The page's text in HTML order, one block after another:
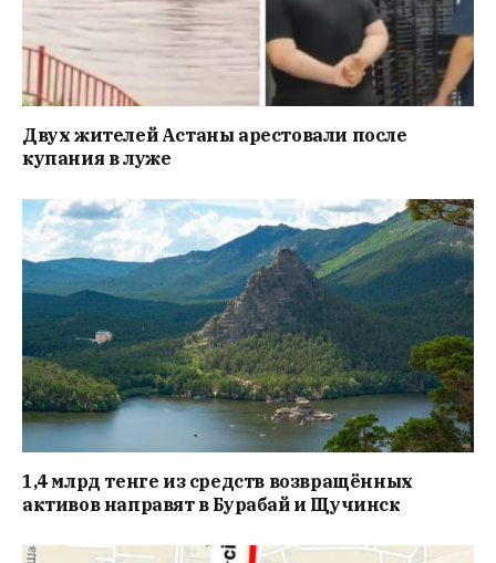
Двух жителей Астаны арестовали после
купания в луже
1,4 млрд тенге из средств возвращённых
активов направят в Бурабай и Щучинск